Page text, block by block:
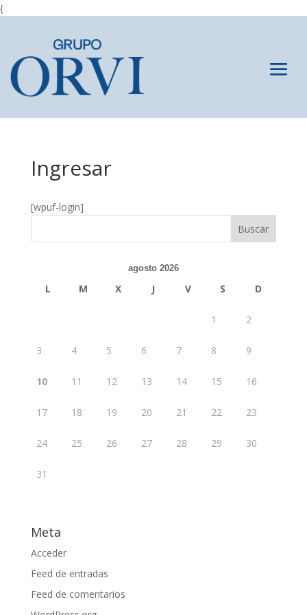
{
Ingresar
[wpuf-login]
agosto 2026
L M X J V S D
1 2
3 4 5 6 7 8 9
10 11 12 13 14 15 16
17 18 19 20 21 22 23
24 25 26 27 28 29 30
31
Meta
Acceder
Feed de entradas
Feed de comentarios